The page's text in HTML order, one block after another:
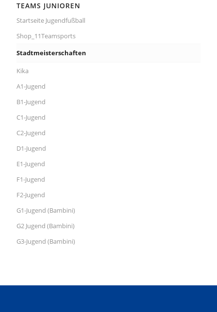
TEAMS JUNIOREN
Startseite Jugendfußball
Shop_11Teamsports
Stadtmeisterschaften
Kika
A1-Jugend
B1-Jugend
C1-Jugend
C2-Jugend
D1-Jugend
E1-Jugend
F1-Jugend
F2-Jugend
G1-Jugend (Bambini)
G2 Jugend (Bambini)
G3-Jugend (Bambini)